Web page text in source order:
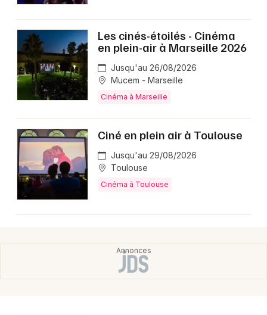
Actualités
Magazine
Choisir mes départements
Je m'abonne
Les cinés-étoilés - Cinéma
en plein-air à Marseille 2026
Jusqu'au 26/08/2026
Mucem - Marseille
Cinéma à Marseille
Ciné en plein air à Toulouse
Jusqu'au 29/08/2026
Toulouse
Cinéma à Toulouse